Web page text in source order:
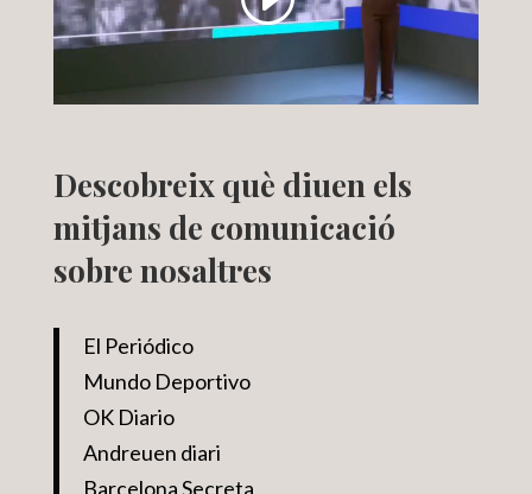
Descobreix què diuen els
mitjans de comunicació
sobre nosaltres
El Periódico
Mundo Deportivo
OK Diario
Andreuen diari
Barcelona Secreta